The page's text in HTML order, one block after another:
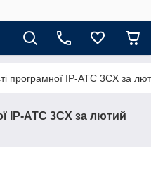
програмної IP-АТС 3CX за
IP-АТС 3CX за лютий